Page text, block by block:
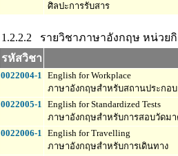
ศิลปะการรับสาร
1.2.2.2 รายวิชาภาษาอังกฤษ หน่วย
รหัสวิชา
0022004-1 English for Workplace
ภาษาอังกฤษสำหรับสถานประกอ
0022005-1 English for Standardized Tests
ภาษาอังกฤษสำหรับการสอบวัดม
0022006-1 English for Travelling
ภาษาอังกฤษสำหรับการเดินทาง